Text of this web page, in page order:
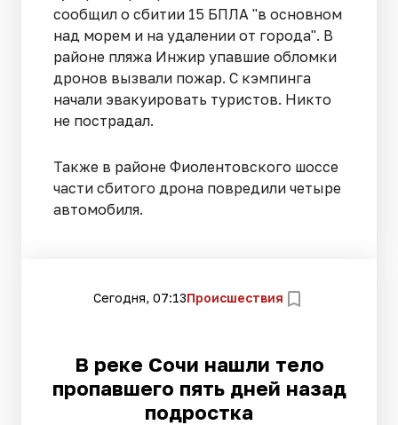
сообщил о сбитии 15 БПЛА "в основном
над морем и на удалении от города". В
районе пляжа Инжир упавшие обломки
дронов вызвали пожар. С кэмпинга
начали эвакуировать туристов. Никто
не пострадал.
Также в районе Фиолентовского шоссе
части сбитого дрона повредили четыре
автомобиля.
Сегодня, 07:13Происшествия
В реке Сочи нашли тело
пропавшего пять дней назад
подростка